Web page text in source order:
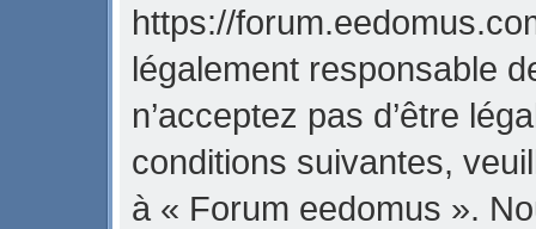
https://
légalement responsable
n’acceptez pas d’être
conditions suivantes,
à « Forum eedomus ».